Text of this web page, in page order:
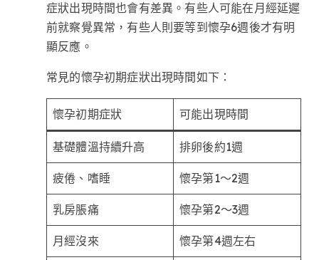
症狀出現時間也會有差異。有些人可能在月經延遲
前就察覺異常，有些人則要等到懷孕6週後才有明
顯反應。
常見的懷孕初期症狀出現時間如下：
懷孕初期症狀 可能出現時間
基礎體溫持續升高 排卵後約1週
疲倦、嗜睡 懷孕第1～2週
乳房脹痛 懷孕第2～3週
月經沒來 懷孕第4週左右